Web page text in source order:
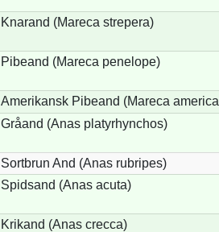
Knarand (Mareca strepera)
Pibeand (Mareca penelope)
Amerikansk Pibeand (Mareca
Gråand (Anas platyrhynchos)
Sortbrun And (Anas rubripes)
Spidsand (Anas acuta)
Krikand (Anas crecca)